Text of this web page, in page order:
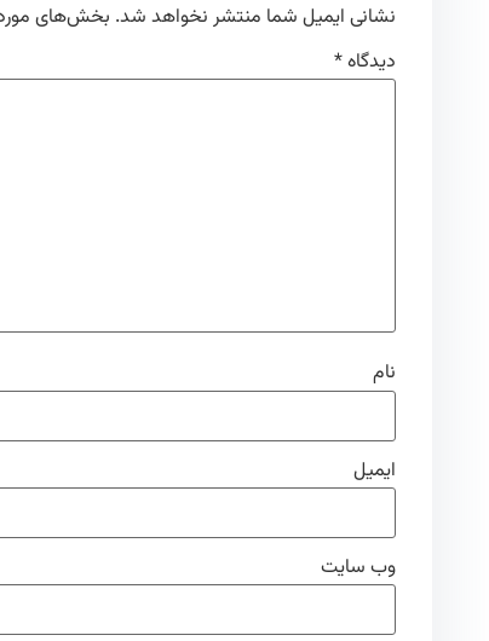
نشانی ایمیل شما منتشر نخواهد شد. بخش‌های
دیدگاه*
نام
ایمیل
وب‌ سایت